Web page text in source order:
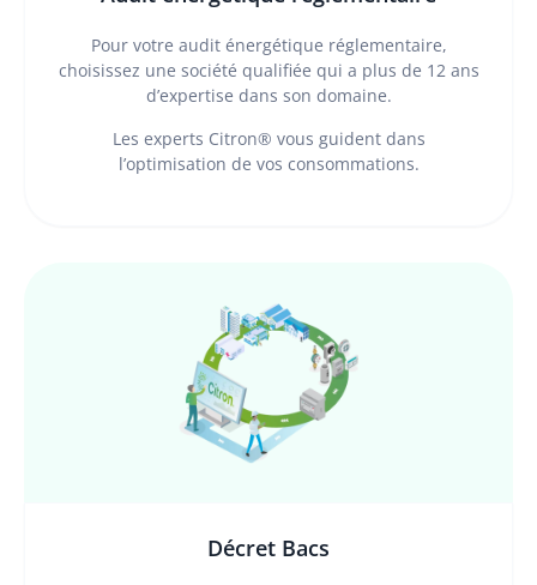
Pour votre audit énergétique réglementaire,
choisissez une société qualifiée qui a plus de 12 ans
d’expertise dans son domaine.
Les experts Citron® vous guident dans
l’optimisation de vos consommations.
Décret Bacs